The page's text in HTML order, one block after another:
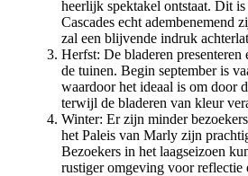
heerlijk spektakel ontstaat. Dit
Cascades echt adembenemend
zal een blijvende indruk
Herfst: De bladeren presenteren
de tuinen. Begin september is
waardoor het ideaal is om door
terwijl de bladeren van kleur
Winter: Er zijn minder
het Paleis van Marly zijn
Bezoekers in het laagseizoen
rustiger omgeving voor reflectie